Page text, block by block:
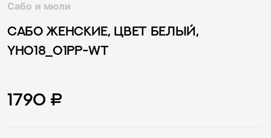
Сабо и мюли
САБО ЖЕНСКИЕ, ЦВЕТ БЕЛЫЙ,
YH018_01PP-WT
1790 ₽